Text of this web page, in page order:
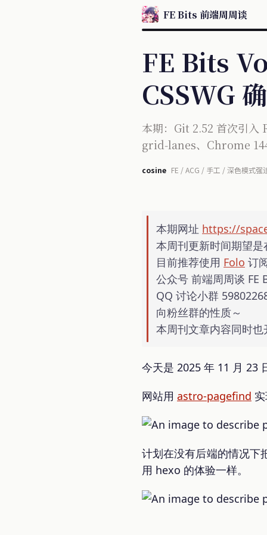
FE Bits 前端周周谈
FE Bits
CSSWG
本期：Git 2.52 首次引
grid‑lanes、Chrome
cosine FE / ACG / 手工 / 深色模式强
本期网址 https://
本周刊更新时间期望是
目前推荐使用 Folo 订
公众号 前端周周谈 FE
QQ 讨论小群
向粉丝群的性质～
本周刊文章内容同时
今天是 2025 年 11 月 23
网站用 astro-pagefind
计划在没有后端的情况下
用 hexo 的体验一样。